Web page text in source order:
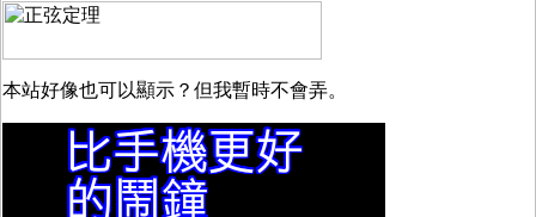
本站好像也可以顯示？但我暫時不會弄。